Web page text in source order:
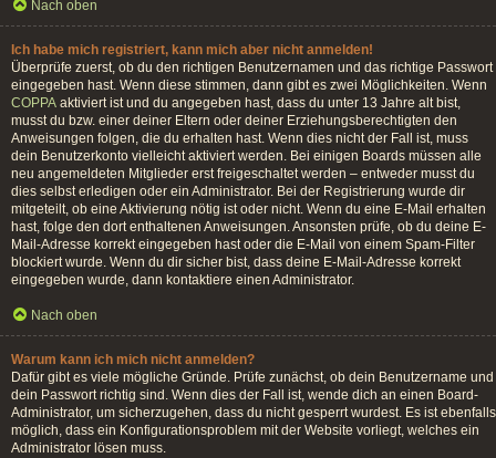
Nach oben
Ich habe mich registriert, kann mich aber nicht anmelden!
Überprüfe zuerst, ob du den richtigen Benutzernamen und das richtige Passwort
eingegeben hast. Wenn diese stimmen, dann gibt es zwei Möglichkeiten. Wenn
COPPA aktiviert ist und du angegeben hast, dass du unter 13 Jahre alt bist,
musst du bzw. einer deiner Eltern oder deiner Erziehungsberechtigten den
Anweisungen folgen, die du erhalten hast. Wenn dies nicht der Fall ist, muss
dein Benutzerkonto vielleicht aktiviert werden. Bei einigen Boards müssen alle
neu angemeldeten Mitglieder erst freigeschaltet werden – entweder musst du
dies selbst erledigen oder ein Administrator. Bei der Registrierung wurde dir
mitgeteilt, ob eine Aktivierung nötig ist oder nicht. Wenn du eine E-Mail erhalten
hast, folge den dort enthaltenen Anweisungen. Ansonsten prüfe, ob du deine E-
Mail-Adresse korrekt eingegeben hast oder die E-Mail von einem Spam-Filter
blockiert wurde. Wenn du dir sicher bist, dass deine E-Mail-Adresse korrekt
eingegeben wurde, dann kontaktiere einen Administrator.
Nach oben
Warum kann ich mich nicht anmelden?
Dafür gibt es viele mögliche Gründe. Prüfe zunächst, ob dein Benutzername und
dein Passwort richtig sind. Wenn dies der Fall ist, wende dich an einen Board-
Administrator, um sicherzugehen, dass du nicht gesperrt wurdest. Es ist ebenfalls
möglich, dass ein Konfigurationsproblem mit der Website vorliegt, welches ein
Administrator lösen muss.